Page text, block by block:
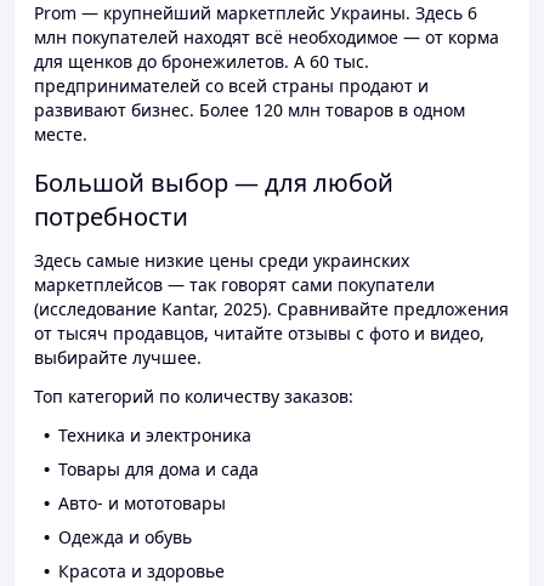
Prom — крупнейший маркетплейс Украины. Здесь 6
млн покупателей находят всё необходимое — от корма
для щенков до бронежилетов. А 60 тыс.
предпринимателей со всей страны продают и
развивают бизнес. Более 120 млн товаров в одном
месте.
Большой выбор — для любой
потребности
Здесь самые низкие цены среди украинских
маркетплейсов — так говорят сами покупатели
(исследование Kantar, 2025). Сравнивайте предложения
от тысяч продавцов, читайте отзывы с фото и видео,
выбирайте лучшее.
Топ категорий по количеству заказов:
Техника и электроника
Товары для дома и сада
Авто- и мототовары
Одежда и обувь
Красота и здоровье